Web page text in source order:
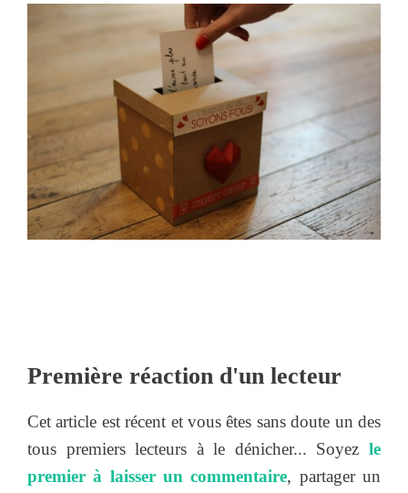
Première réaction d'un lecteur
Cet article est récent et vous êtes sans doute un des
tous premiers lecteurs à le dénicher... Soyez le
premier à laisser un commentaire, partager un